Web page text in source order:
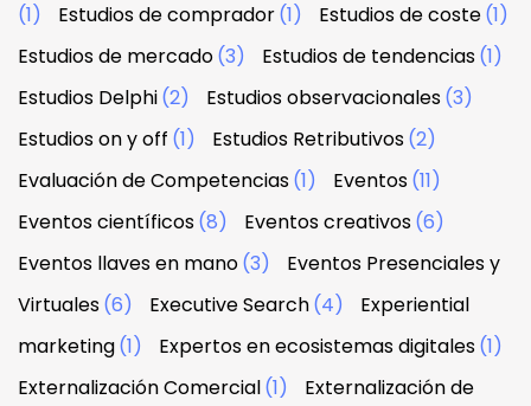
(1)
Estudios de comprador(1) Estudios de coste(1)
Estudios de mercado(3) Estudios de tendencias(1)
Estudios Delphi(2) Estudios observacionales(3)
Estudios on y off (1) Estudios Retributivos(2)
Evaluación de Competencias(1) Eventos(11)
Eventos científicos(8) Eventos creativos(6)
Eventos llaves en mano(3)
Eventos Presenciales y
Virtuales(6) Executive Search(4)
Experiential
marketing(1) Expertos en ecosistemas digitales(1)
Externalización Comercial(1)
Externalización de